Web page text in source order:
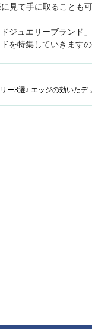
見て手に取ることも
ジュエリーブランド
を特集していきます
ー3選♪ エッジの効いたデ